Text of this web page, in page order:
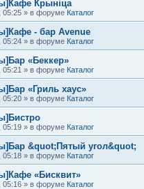
Крыніца
05:25 » в форуме Каталог
- бар Avenue
05:24 » в форуме Каталог
«Беккер»
» в форуме Каталог
«Гриль хаус»
05:20 » в форуме Каталог
05:19 » в форуме Каталог
&quot;Пятый угол&quot;
05:18 » в форуме Каталог
«Бисквит»
05:16 » в форуме Каталог